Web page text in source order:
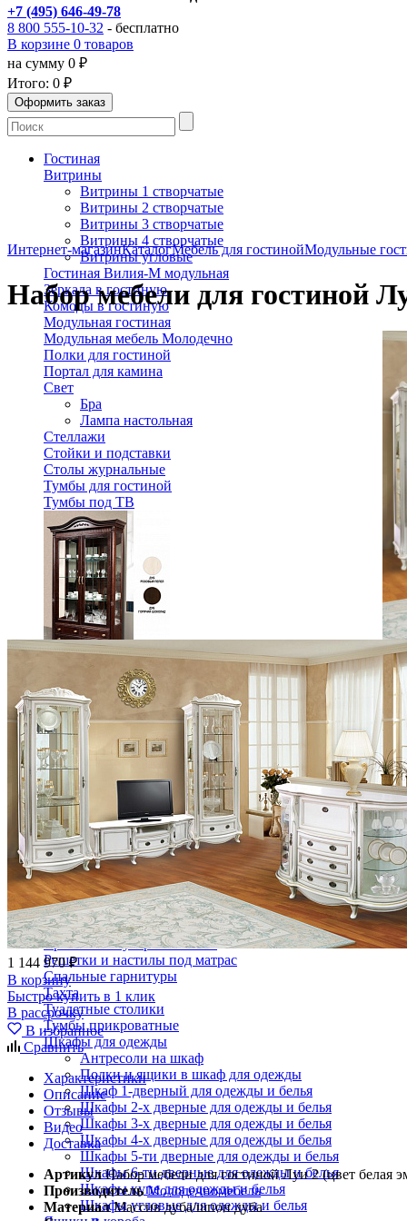
+7 (495) 646-49-78
8 800 555-10-32 - бесплатно
В корзине 0 товаров
на сумму 0 ₽
Итого: 0 ₽
Гостиная
Витрины
Витрины 1 створчатые
Витрины 2 створчатые
Витрины 3 створчатые
Витрины 4 створчатые
Витрины угловые
Гостиная Вилия-М модульная
Зеркала в гостиную
Комоды в гостиную
Модульная гостиная
Модульная мебель Молодечно
Полки для гостиной
Портал для камина
Свет
Бра
Лампа настольная
Стеллажи
Стойки и подставки
Столы журнальные
Тумбы для гостиной
Тумбы под ТВ
Шкаф-витрина Паола БМ-2114
197 540 ₽
238 000 ₽
В корзину
-17%
Спальня
Деревянные кровати с подъемным механизмом
Кровати односпальные с подъемным механизмом
Кровати двуспальные с подъемным механизмом
Кровати полутороспальные с подъемным
Зеркала
Комоды
Кровати двуспальные
Кровати металлические
Кровати односпальные
Кровати полутороспальные
Решетки и настилы под матрас
Спальные гарнитуры
Тахта
Туалетные столики
Тумбы прикроватные
Шкафы для одежды
Антресоли на шкаф
Полки и ящики в шкаф для одежды
Шкаф 1-дверный для одежды и белья
Шкафы 2-х дверные для одежды и белья
Шкафы 3-х дверные для одежды и белья
Шкафы 4-х дверные для одежды и белья
Шкафы 5-ти дверные для одежды и белья
Шкафы 6-ти дверные для одежды и белья
Шкафы купе для одежды и белья
Шкафы угловые для одежды и белья
Интернет-магазинКаталогМебель для гостинойМодульные
Набор мебели для гостиной
1 144 970 ₽
В корзину
Быстро купить в 1 клик
В рассрочку
В избранное
Сравнить
Характеристики
Описание
Отзывы
Видео
Доставка
Артикул Набор мебели для гостиной Луи 2 (цвет белая
Производитель Молодечномебель
Материал Массив дуба/шпон дуба